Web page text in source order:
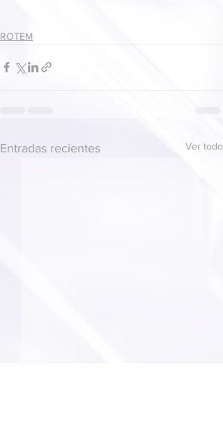
ROTEM
Entradas recientes Ver todo